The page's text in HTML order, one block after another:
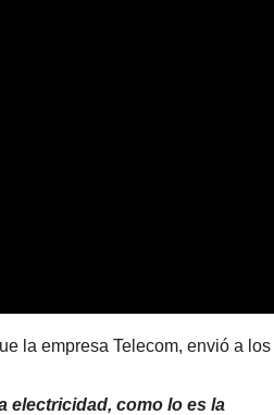
la empresa Telecom, envió a los
electricidad, como lo es la